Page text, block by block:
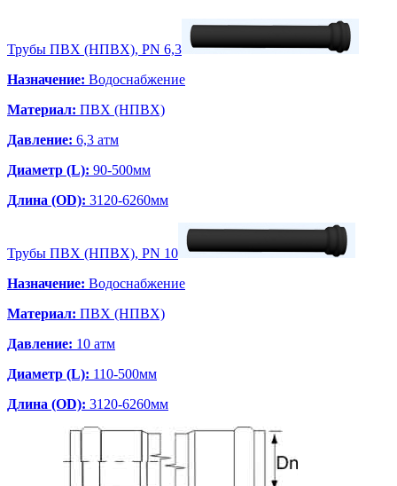
Трубы ПВХ (НПВХ), PN 6,3
Назначение: Водоснабжение
Материал: ПВХ (НПВХ)
Давление: 6,3 атм
Диаметр (L): 90-500мм
Длина (OD): 3120-6260мм
Трубы ПВХ (НПВХ), PN 10
Назначение: Водоснабжение
Материал: ПВХ (НПВХ)
Давление: 10 атм
Диаметр (L): 110-500мм
Длина (OD): 3120-6260мм